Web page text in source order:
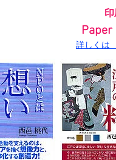
Paper
詳しくは